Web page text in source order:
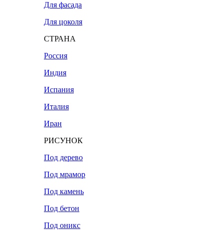
Для фасада
Для цоколя
СТРАНА
Россия
Индия
Испания
Италия
Иран
РИСУНОК
Под дерево
Под мрамор
Под камень
Под бетон
Под оникс